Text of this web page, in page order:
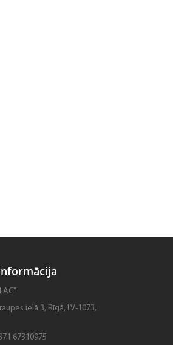
AC"
ielā 3, Rīgā, LV-1073,
67310975